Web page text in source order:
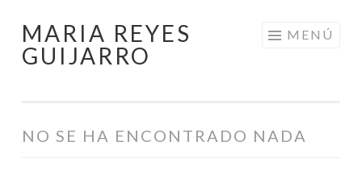
Saltar
al
MARIA REYES
GUIJARRO
MENÚ
NO SE HA ENCONTRADO NADA